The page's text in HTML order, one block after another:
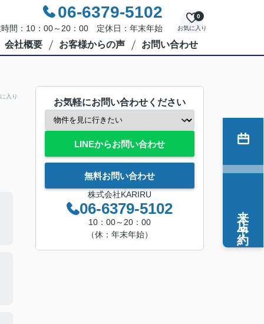
06-6379-5102
時間：10：00～20：00 定休日：年末年始 お気に入り
0
会社概要 お客様からの声 お問い合わせ
入り
お気軽にお問い合わせください
LINEからお問い合わせ
無料お問い合わせ
株式会社KARIRU
06-6379-5102
10：00～20：00
（休：年末年始）
来店予約